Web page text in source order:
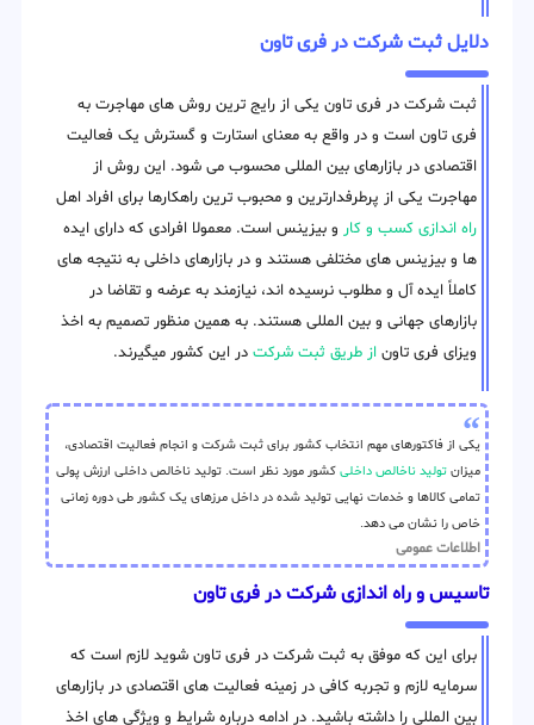
دلایل ثبت شرکت در فری تاون
ثبت شرکت در فری تاون یکی از رایج ترین روش های مهاجرت به
فری تاون است و در واقع به معنای استارت و گسترش یک فعالیت
اقتصادی در بازارهای بین المللی محسوب می شود. این روش از
مهاجرت یکی از پرطرفدارترین و محبوب ترین راهکارها برای افراد اهل
راه اندازی کسب و کار و بیزینس است. معمولا افرادی که دارای ایده
ها و بیزینس های مختلفی هستند و در بازارهای داخلی به نتیجه های
کاملاً ایده آل و مطلوب نرسیده اند، نیازمند به عرضه و تقاضا در
بازارهای جهانی و بین المللی هستند. به همین منظور تصمیم به اخذ
ویزای فری تاون از طریق ثبت شرکت در این کشور میگیرند.
یکی از فاکتورهای مهم انتخاب کشور برای ثبت شرکت و انجام فعالیت اقتصادی،
میزان تولید ناخالص داخلی کشور مورد نظر است. تولید ناخالص داخلی ارزش پولی
تمامی کالاها و خدمات نهایی تولید شده در داخل مرزهای یک کشور طی دوره زمانی
خاص را نشان می دهد.
اطلاعات عمومی
تاسیس و راه اندازی شرکت در فری تاون
برای این که موفق به ثبت شرکت در فری تاون شوید لازم است که
سرمایه لازم و تجربه کافی در زمینه فعالیت های اقتصادی در بازارهای
بین المللی را داشته باشید. در ادامه درباره شرایط و ویژگی های اخذ